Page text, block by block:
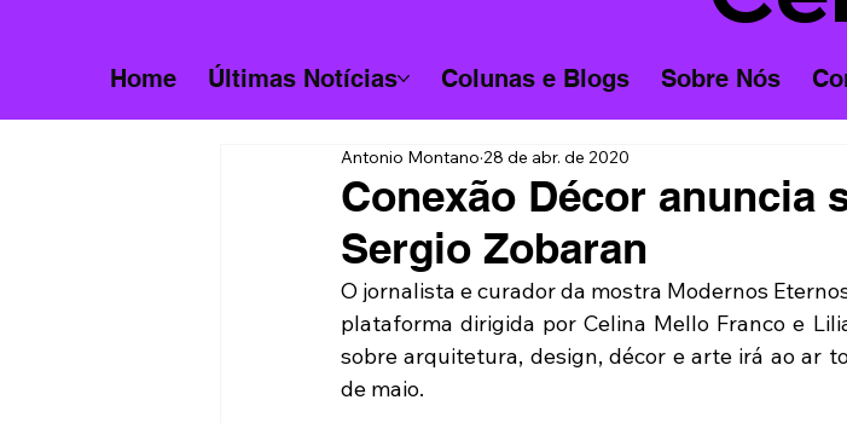
Home Últimas Notícias Colunas e Blogs Sobre Nós
Conexão Décor anuncia
Sergio Zobaran
Antonio Montano 28 de abr. de 2020
O jornalista e curador da mostra Modernos
plataforma dirigida por Celina Mello Franco e
sobre arquitetura, design, décor e arte irá ao ar
de maio.